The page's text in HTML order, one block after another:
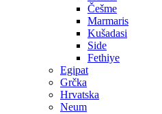
Češme
Marmaris
Kušadasi
Side
Fethiye
Egipat
Grčka
Hrvatska
Neum